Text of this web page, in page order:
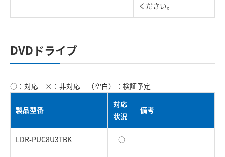
ください。
DVDドライブ
○：対応 ×：非対応 （空白）：検証予定
製品型番
対応
状況
備考
LDR-PUC8U3TBK ○